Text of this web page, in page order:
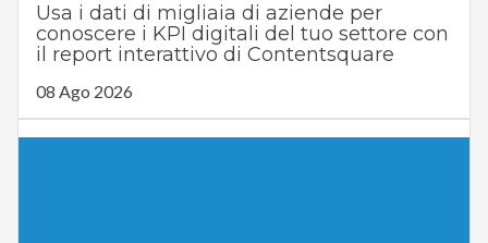
Usa i dati di migliaia di aziende per
conoscere i KPI digitali del tuo settore con
il report interattivo di Contentsquare
08 Ago 2026